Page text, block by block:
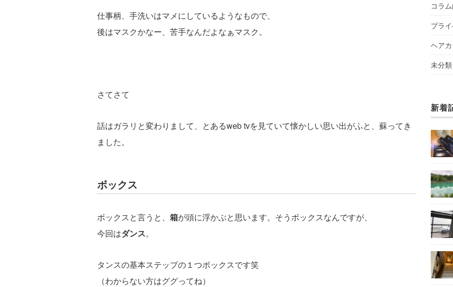
仕事柄、手洗いはマメにしているようなもので、
後はマスクかなー、苦手なんだよなぁマスク。
さてさて
話はガラリと変わりまして、とあるweb tvを見ていて懐かしい思い出がふと、蘇ってき
ました。
ボックス
ボックスと言うと、 箱が頭に浮かぶと思います。そうボックスなんですが、
今回はダンス。
タンスの基本ステップの１つボックスです笑
（わからない方はググってね）
コラ
プラ
ヘア
未分類
新着